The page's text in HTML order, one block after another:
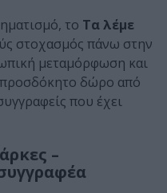
το Τα λέμε
στοχασμός πάνω στην
μεταμόρφωση και
δώρο από
που έχει
–